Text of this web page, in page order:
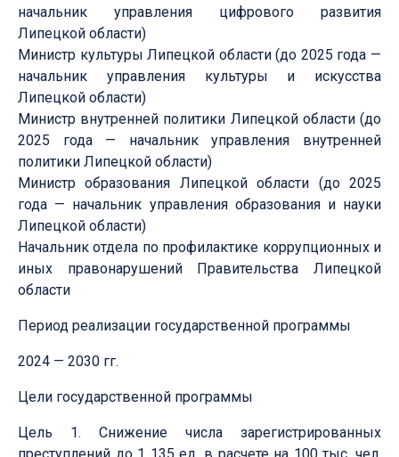
начальник управления цифрового развития
Липецкой области)
Министр культуры Липецкой области (до 2025 года —
начальник управления культуры и искусства
Липецкой области)
Министр внутренней политики Липецкой области (до
2025 года — начальник управления внутренней
политики Липецкой области)
Министр образования Липецкой области (до 2025
года — начальник управления образования и науки
Липецкой области)
Начальник отдела по профилактике коррупционных и
иных правонарушений Правительства Липецкой
области
Период реализации государственной программы
2024 — 2030 гг.
Цели государственной программы
Цель 1. Снижение числа зарегистрированных
преступлений до 1 135 ед. в расчете на 100 тыс. чел.